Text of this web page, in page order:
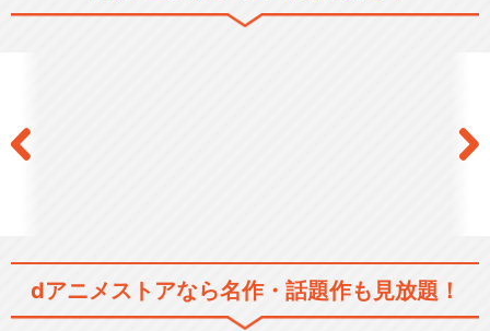
dアニメストアなら名作・話題作も見放題！